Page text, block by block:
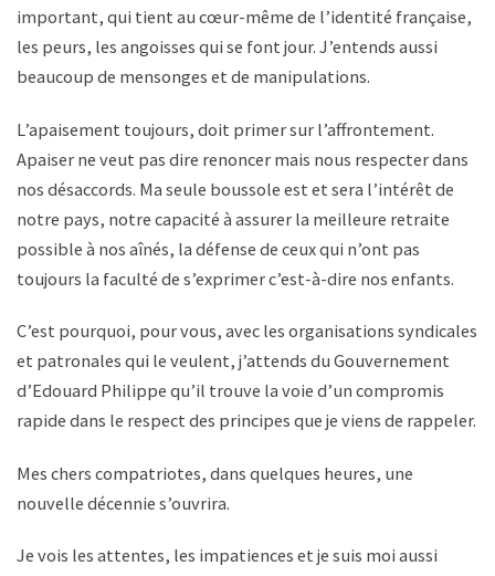
important, qui tient au cœur-même de l’identité française,
les peurs, les angoisses qui se font jour. J’entends aussi
beaucoup de mensonges et de manipulations.
L’apaisement toujours, doit primer sur l’affrontement.
Apaiser ne veut pas dire renoncer mais nous respecter dans
nos désaccords. Ma seule boussole est et sera l’intérêt de
notre pays, notre capacité à assurer la meilleure retraite
possible à nos aînés, la défense de ceux qui n’ont pas
toujours la faculté de s’exprimer c’est-à-dire nos enfants.
C’est pourquoi, pour vous, avec les organisations syndicales
et patronales qui le veulent, j’attends du Gouvernement
d’Edouard Philippe qu’il trouve la voie d’un compromis
rapide dans le respect des principes que je viens de rappeler.
Mes chers compatriotes, dans quelques heures, une
nouvelle décennie s’ouvrira.
Je vois les attentes, les impatiences et je suis moi aussi